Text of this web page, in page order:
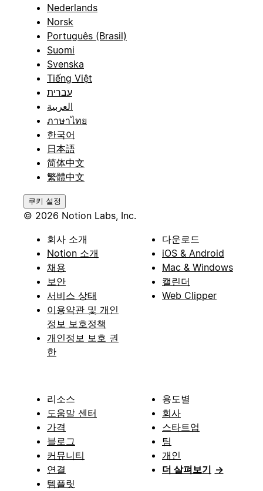
Nederlands
Norsk
Português (Brasil)
Suomi
Svenska
Tiếng Việt
עברית
العربية
ภาษาไทย
한국어
日本語
简体中文
繁體中文
쿠키 설정
© 2026 Notion Labs, Inc.
회사 소개
Notion 소개
채용
보안
서비스 상태
이용약관 및 개인
정보 보호정책
개인정보 보호 권
한
다운로드
iOS & Android
Mac & Windows
캘린더
Web Clipper
리소스
도움말 센터
가격
블로그
커뮤니티
연결
템플릿
용도별
회사
스타트업
팀
개인
더 살펴보기 →